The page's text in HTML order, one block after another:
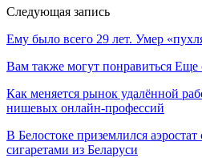
Следующая запись
Ему было всего 29 лет. Умер
Вам также могут понравиться Еще
Как меняется рынок удалённой
нишевых онлайн-профессий
В Белостоке приземлился
сигаретами из Беларуси